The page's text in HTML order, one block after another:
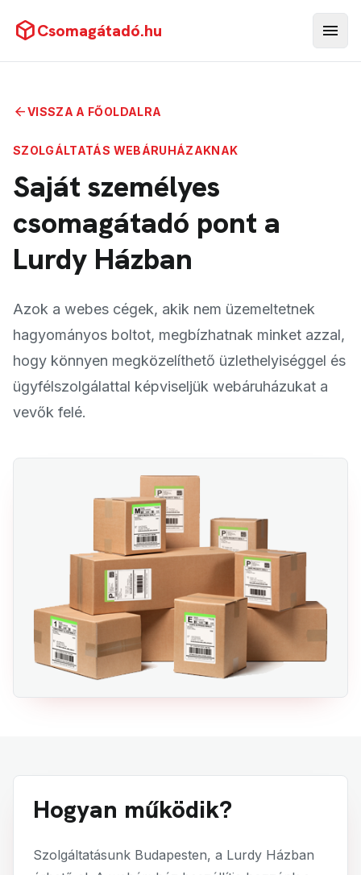
deployed_codeCsomagátadó.hu menu
arrow_backVISSZA A FŐOLDALRA
SZOLGÁLTATÁS WEBÁRUHÁZAKNAK
Saját személyes
csomagátadó pont a
Lurdy Házban
Azok a webes cégek, akik nem üzemeltetnek
hagyományos boltot, megbízhatnak minket azzal,
hogy könnyen megközelíthető üzlethelyiséggel és
ügyfélszolgálattal képviseljük webáruházukat a
vevők felé.
Hogyan működik?
Szolgáltatásunk Budapesten, a Lurdy Házban